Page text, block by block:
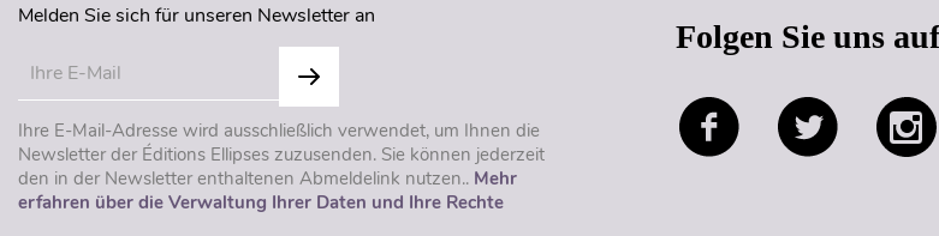
Melden Sie sich für unseren Newsletter an
Ihre E-Mail-Adresse wird ausschließlich verwendet, um Ihnen die
Newsletter der Éditions Ellipses zuzusenden. Sie können jederzeit
den in der Newsletter enthaltenen Abmeldelink nutzen.. Mehr
erfahren über die Verwaltung Ihrer Daten und Ihre Rechte
Folgen Sie uns auf